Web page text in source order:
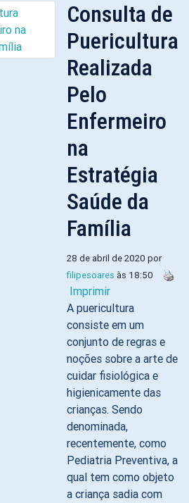
Consulta de
Puericultura
Realizada
Pelo
Enfermeiro
na
Estratégia
Saúde da
Família
28 de abril de 2020 por
filipesoares às 18:50
Imprimir
A puericultura
consiste em um
conjunto de regras e
noções sobre a arte de
cuidar fisiológica e
higienicamente das
crianças. Sendo
denominada,
recentemente, como
Pediatria Preventiva, a
qual tem como objeto
a criança sadia com